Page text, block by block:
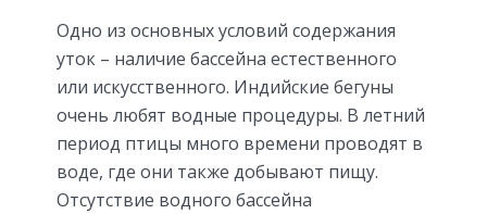
Одно из основных условий содержания
уток – наличие бассейна естественного
или искусственного. Индийские бегуны
очень любят водные процедуры. В летний
период птицы много времени проводят в
воде, где они также добывают пищу.
Отсутствие водного бассейна